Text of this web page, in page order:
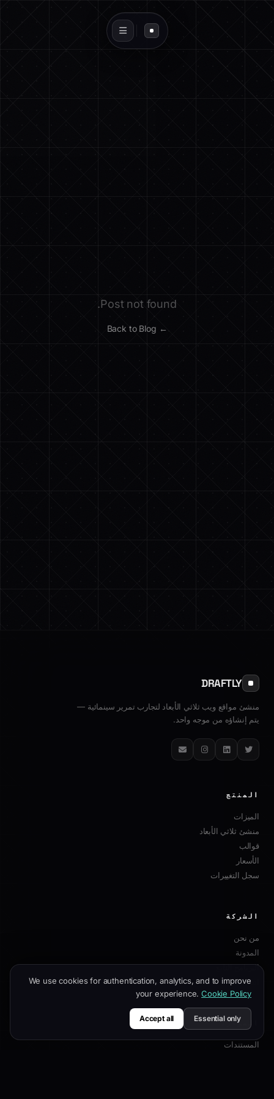
Post not found.
← Back to Blog
DRAFTLY
منشئ مواقع ويب ثلاثي الأبعاد لتجارب تمرير سينمائية —
يتم إنشاؤه من موجه واحد.
تويتر لينكدإنإنستغرامالبريد الإلكتروني
المنتج
الميزات
منشئ ثلاثي الأبعاد
قوالب
الأسعار
سجل التغييرات
الشركة
من نحن
المدونة
البرنامج التابع
اتصل بنا
الموارد
المستندات
We use cookies for authentication, analytics, and to improve
your experience. Cookie Policy
Essential only
Accept all